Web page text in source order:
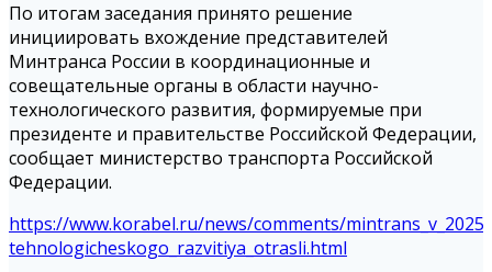
По итогам заседания принято решение
инициировать вхождение представителей
Минтранса России в координационные и
совещательные органы в области научно-
технологического развития, формируемые при
президенте и правительстве Российской Федерации,
сообщает министерство транспорта Российской
Федерации.
https://www.korabel.ru/news/comments/
tehnologicheskogo_razvitiya_otrasli.html